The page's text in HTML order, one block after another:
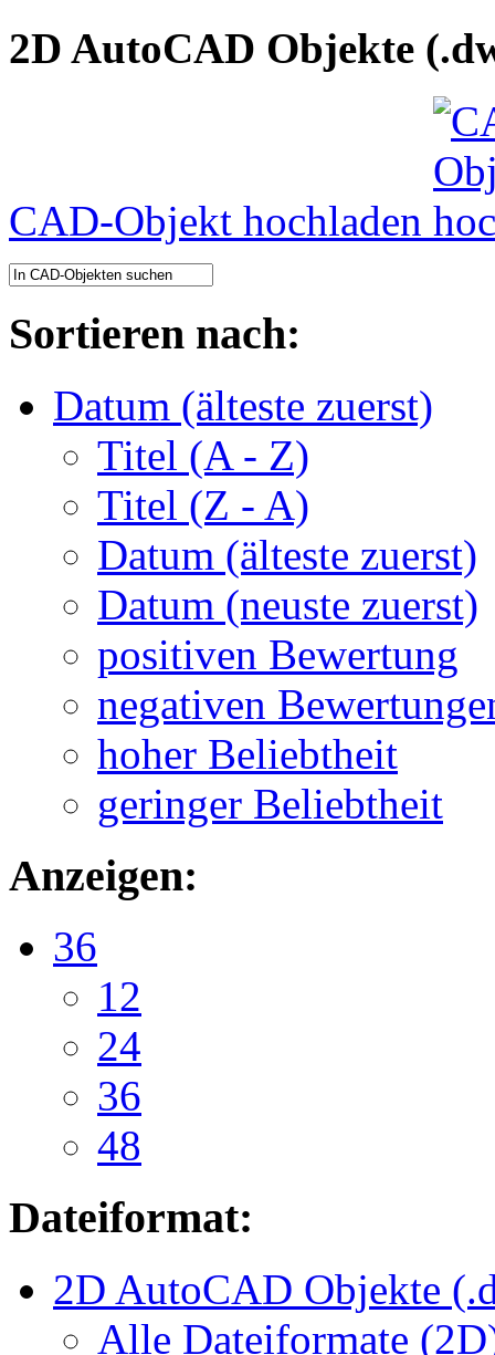
2D AutoCAD Objekte
CAD-Objekt hochladen
Sortieren nach:
Datum (älteste zuerst)
Titel (A - Z)
Titel (Z - A)
Datum (älteste zuerst)
Datum (neuste zuerst)
positiven Bewertung
negativen
hoher Beliebtheit
geringer Beliebtheit
Anzeigen:
36
12
24
36
48
Dateiformat:
2D AutoCAD Objekte
Alle Dateiformate